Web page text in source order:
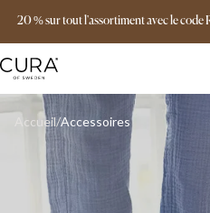
20 % sur tout l'assortiment avec le code
Livraison
Accueil Accessoires